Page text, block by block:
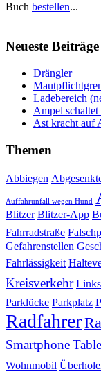
Buch bestellen...
Neueste Beiträge
Drängler
Ladebereich
Ampel
Ast kracht auf
Themen
Abbiegen
Auffahrunfall wegen Hund
Blitzer Blitzer-App
Fahrradstraße
Gefahrenstellen
Fahrlässigkeit
Kreisverkehr
Parklücke Parkplatz
Radfahrer
Smartphone
Wohnmobil